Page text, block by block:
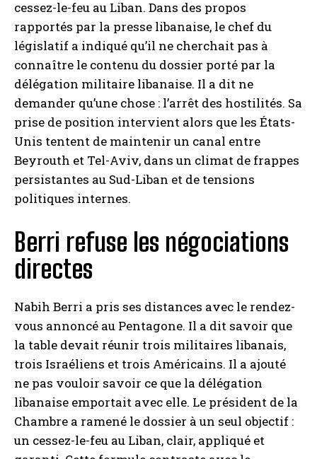
cessez-le-feu au Liban. Dans des propos
rapportés par la presse libanaise, le chef du
législatif a indiqué qu’il ne cherchait pas à
connaître le contenu du dossier porté par la
délégation militaire libanaise. Il a dit ne
demander qu’une chose : l’arrêt des hostilités. Sa
prise de position intervient alors que les États-
Unis tentent de maintenir un canal entre
Beyrouth et Tel-Aviv, dans un climat de frappes
persistantes au Sud-Liban et de tensions
politiques internes.
Berri refuse les négociations
directes
Nabih Berri a pris ses distances avec le rendez-
vous annoncé au Pentagone. Il a dit savoir que
la table devait réunir trois militaires libanais,
trois Israéliens et trois Américains. Il a ajouté
ne pas vouloir savoir ce que la délégation
libanaise emportait avec elle. Le président de la
Chambre a ramené le dossier à un seul objectif :
un cessez-le-feu au Liban, clair, appliqué et